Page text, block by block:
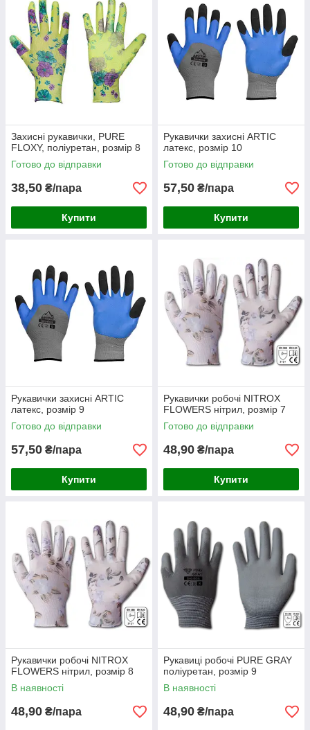
Захисні рукавички, PURE
FLOXY, поліуретан, розмір 8
Готово до відправки
38,50 ₴/пара
Купити
Рукавички захисні ARTIC
латекс, розмір 10
Готово до відправки
57,50 ₴/пара
Купити
Рукавички захисні ARTIC
латекс, розмір 9
Готово до відправки
57,50 ₴/пара
Купити
Рукавички робочі NITROX
FLOWERS нітрил, розмір 7
Готово до відправки
48,90 ₴/пара
Купити
Рукавички робочі NITROX
FLOWERS нітрил, розмір 8
В наявності
48,90 ₴/пара
Рукавиці робочі PURE GRAY
поліуретан, розмір 9
В наявності
48,90 ₴/пара